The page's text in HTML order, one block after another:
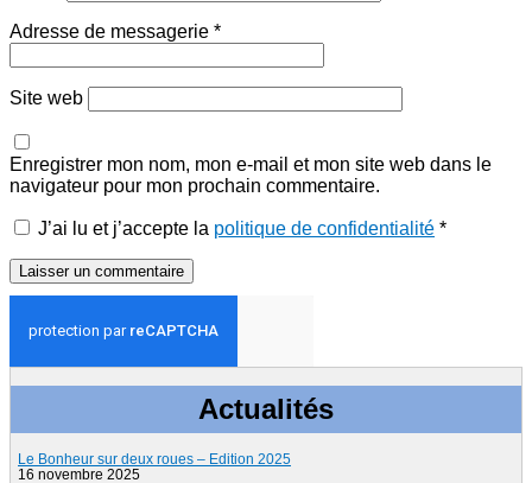
Adresse de messagerie *
Site web
Enregistrer mon nom, mon e-mail et mon site web dans le
navigateur pour mon prochain commentaire.
J’ai lu et j’accepte la politique de confidentialité *
Actualités
Le Bonheur sur deux roues – Edition 2025
16 novembre 2025